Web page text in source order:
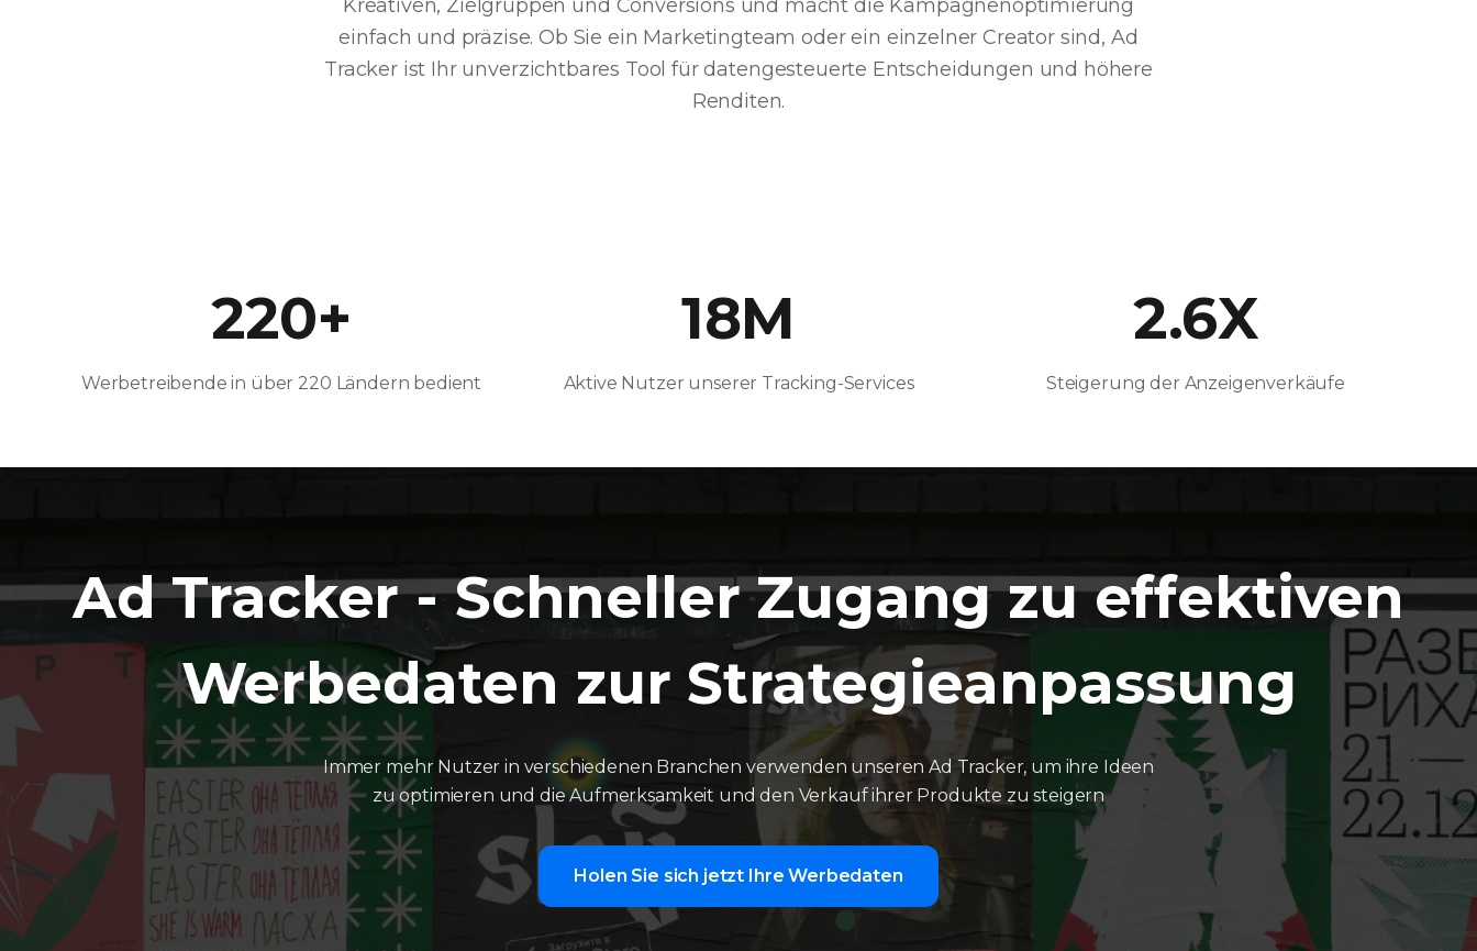
Kreativen, Zielgruppen und Conversions und macht die Kampagnenoptimierung
einfach und präzise. Ob Sie ein Marketingteam oder ein einzelner Creator sind, Ad
Tracker ist Ihr unverzichtbares Tool für datengesteuerte Entscheidungen und höhere
Renditen.
220+
Werbetreibende in über 220 Ländern bedient
18M
Aktive Nutzer unserer Tracking-Services
2.6X
Steigerung der Anzeigenverkäufe
Ad Tracker - Schneller Zugang zu effektiven
Werbedaten zur Strategieanpassung
Immer mehr Nutzer in verschiedenen Branchen verwenden unseren Ad Tracker, um ihre Ideen
zu optimieren und die Aufmerksamkeit und den Verkauf ihrer Produkte zu steigern
Holen Sie sich jetzt Ihre Werbedaten